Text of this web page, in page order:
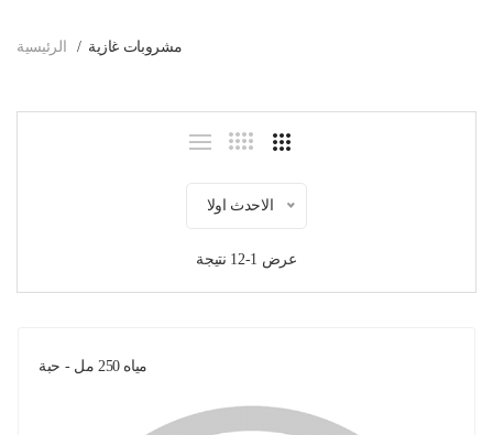
الرئيسية مشروبات غازية
الاحدث اولا
عرض 1-12 نتيجة
مياه 250 مل - حبة